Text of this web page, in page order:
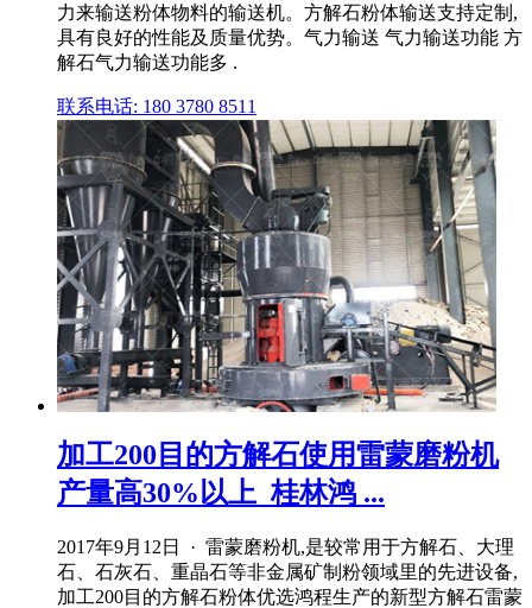
力来输送粉体物料的输送机。方解石粉体输送支持定制,
具有良好的性能及质量优势。气力输送 气力输送功能 方
解石气力输送功能多 .
联系电话: 180 3780 8511
加工200目的方解石使用雷蒙磨粉机
产量高30%以上_桂林鸿 ...
2017年9月12日 · 雷蒙磨粉机,是较常用于方解石、大理
石、石灰石、重晶石等非金属矿制粉领域里的先进设备,
加工200目的方解石粉体优选鸿程生产的新型方解石雷蒙